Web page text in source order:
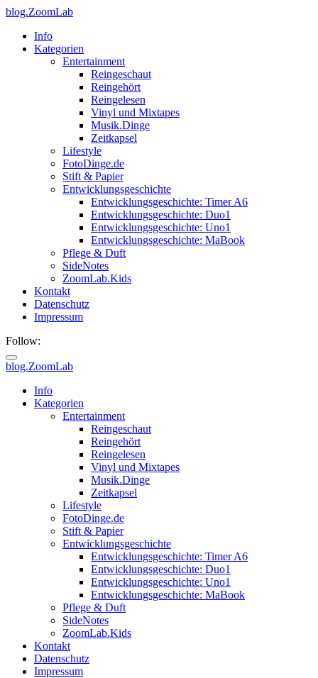
blog.ZoomLab
Info
Kategorien
Entertainment
Reingeschaut
Reingehört
Reingelesen
Vinyl und Mixtapes
Musik.Dinge
Zeitkapsel
Lifestyle
FotoDinge.de
Stift & Papier
Entwicklungsgeschichte
Entwicklungsgeschichte: Timer A6
Entwicklungsgeschichte: Duo1
Entwicklungsgeschichte: Uno1
Entwicklungsgeschichte: MaBook
Pflege & Duft
SideNotes
ZoomLab.Kids
Kontakt
Datenschutz
Impressum
Follow:
blog.ZoomLab
Info
Kategorien
Entertainment
Reingeschaut
Reingehört
Reingelesen
Vinyl und Mixtapes
Musik.Dinge
Zeitkapsel
Lifestyle
FotoDinge.de
Stift & Papier
Entwicklungsgeschichte
Entwicklungsgeschichte: Timer A6
Entwicklungsgeschichte: Duo1
Entwicklungsgeschichte: Uno1
Entwicklungsgeschichte: MaBook
Pflege & Duft
SideNotes
ZoomLab.Kids
Kontakt
Datenschutz
Impressum